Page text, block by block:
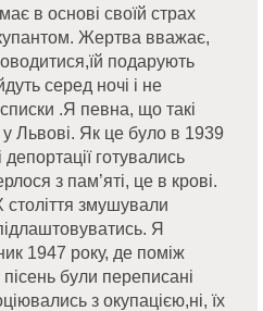
в основі своїй страх
Жертва вважає,
подарують
серед ночі і не
списки .Я певна, що такі
у Львові. Як це було в 1939
депортації готувались
з пам’яті, це в крові.
століття змушували
Я
1947 року, де поміж
були переписані
з окупацією,ні, їх